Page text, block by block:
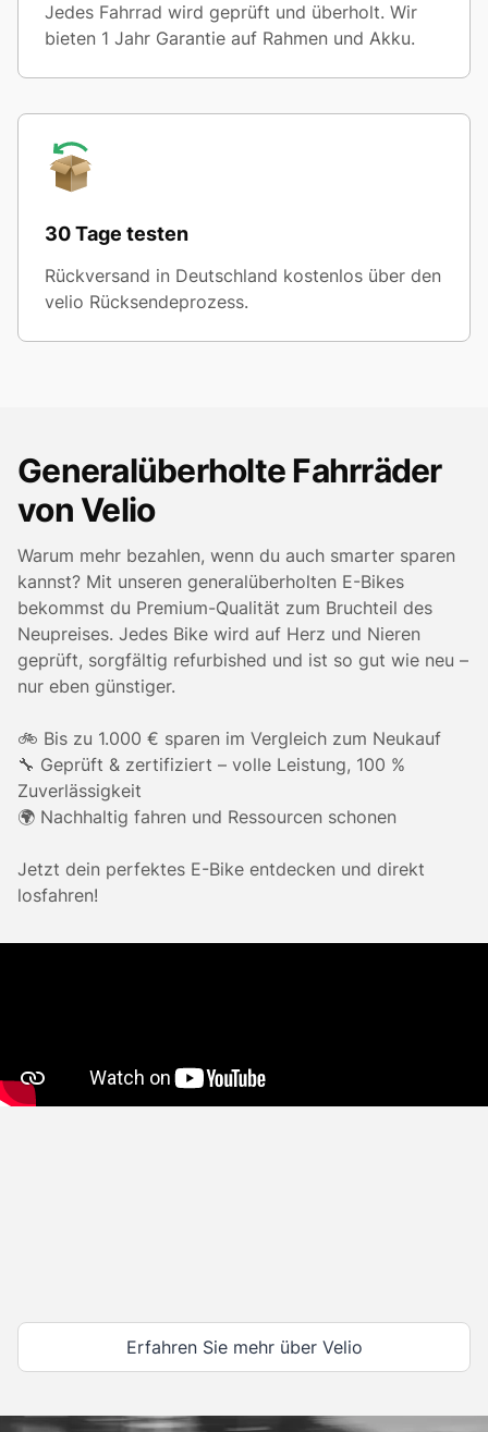
Jedes Fahrrad wird geprüft und überholt. Wir
bieten 1 Jahr Garantie auf Rahmen und Akku.
30 Tage testen
Rückversand in Deutschland kostenlos über den
velio Rücksendeprozess.
Generalüberholte Fahrräder
von Velio
Warum mehr bezahlen, wenn du auch smarter sparen
kannst? Mit unseren generalüberholten E-Bikes
bekommst du Premium-Qualität zum Bruchteil des
Neupreises. Jedes Bike wird auf Herz und Nieren
geprüft, sorgfältig refurbished und ist so gut wie neu –
nur eben günstiger.
🚲 Bis zu 1.000 € sparen im Vergleich zum Neukauf
🔧 Geprüft & zertifiziert – volle Leistung, 100 %
Zuverlässigkeit
🌍 Nachhaltig fahren und Ressourcen schonen
Jetzt dein perfektes E-Bike entdecken und direkt
losfahren!
Erfahren Sie mehr über Velio